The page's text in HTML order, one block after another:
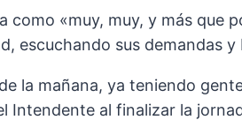
como «muy, muy, y más
escuchando sus demandas
la mañana, ya teniendo
Intendente al finalizar la